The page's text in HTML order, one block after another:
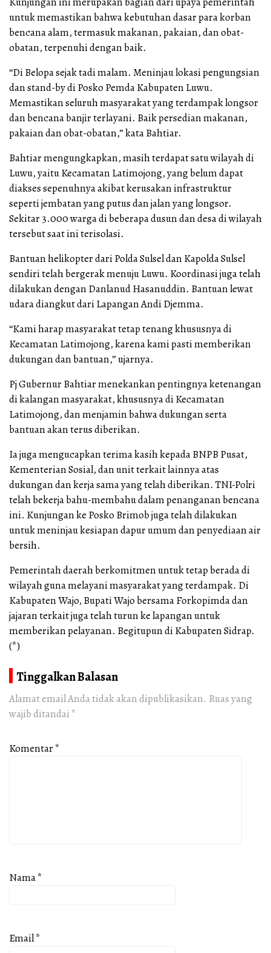
untuk memastikan bahwa kebutuhan dasar para korban
bencana alam, termasuk makanan, pakaian, dan obat-
obatan, terpenuhi dengan baik.
“Di Belopa sejak tadi malam. Meninjau lokasi pengungsian
dan stand-by di Posko Pemda Kabupaten Luwu.
Memastikan seluruh masyarakat yang terdampak longsor
dan bencana banjir terlayani. Baik persedian makanan,
pakaian dan obat-obatan,” kata Bahtiar.
Bahtiar mengungkapkan, masih terdapat satu wilayah di
Luwu, yaitu Kecamatan Latimojong, yang belum dapat
diakses sepenuhnya akibat kerusakan infrastruktur
seperti jembatan yang putus dan jalan yang longsor.
Sekitar 3.000 warga di beberapa dusun dan desa di wilayah
tersebut saat ini terisolasi.
Bantuan helikopter dari Polda Sulsel dan Kapolda Sulsel
sendiri telah bergerak menuju Luwu. Koordinasi juga telah
dilakukan dengan Danlanud Hasanuddin. Bantuan lewat
udara diangkut dari Lapangan Andi Djemma.
“Kami harap masyarakat tetap tenang khususnya di
Kecamatan Latimojong, karena kami pasti memberikan
dukungan dan bantuan,” ujarnya.
Pj Gubernur Bahtiar menekankan pentingnya ketenangan
di kalangan masyarakat, khususnya di Kecamatan
Latimojong, dan menjamin bahwa dukungan serta
bantuan akan terus diberikan.
Ia juga mengucapkan terima kasih kepada BNPB Pusat,
Kementerian Sosial, dan unit terkait lainnya atas
dukungan dan kerja sama yang telah diberikan. TNI-Polri
telah bekerja bahu-membahu dalam penanganan bencana
ini. Kunjungan ke Posko Brimob juga telah dilakukan
untuk meninjau kesiapan dapur umum dan penyediaan air
bersih.
Pemerintah daerah berkomitmen untuk tetap berada di
wilayah guna melayani masyarakat yang terdampak. Di
Kabupaten Wajo, Bupati Wajo bersama Forkopimda dan
jajaran terkait juga telah turun ke lapangan untuk
memberikan pelayanan. Begitupun di Kabupaten Sidrap.
(*)
Tinggalkan Balasan
Alamat email Anda tidak akan dipublikasikan. Ruas yang
wajib ditandai *
Komentar*
Nama*
Email*